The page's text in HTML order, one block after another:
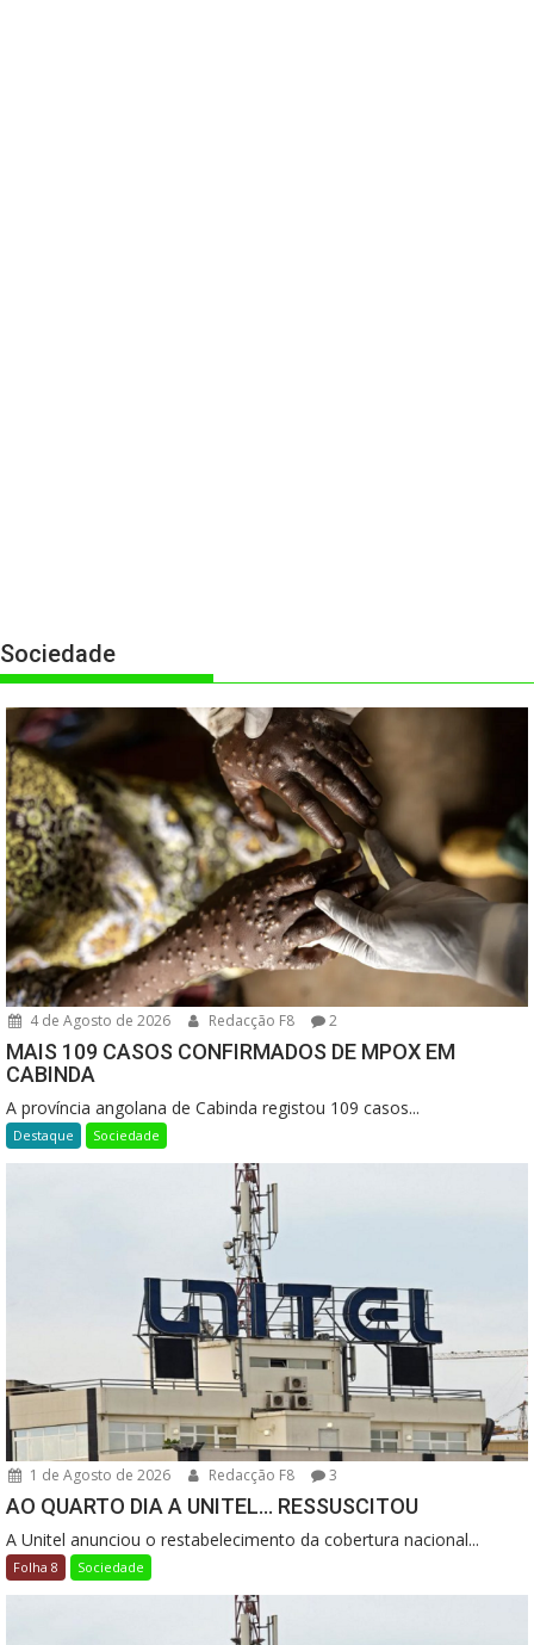
Sociedade
4 de Agosto de 2026 Redacção F8 2
MAIS 109 CASOS CONFIRMADOS DE MPOX EM
CABINDA
A província angolana de Cabinda registou 109 casos...
Destaque Sociedade
1 de Agosto de 2026 Redacção F8 3
AO QUARTO DIA A UNITEL… RESSUSCITOU
A Unitel anunciou o restabelecimento da cobertura nacional...
Folha 8 Sociedade